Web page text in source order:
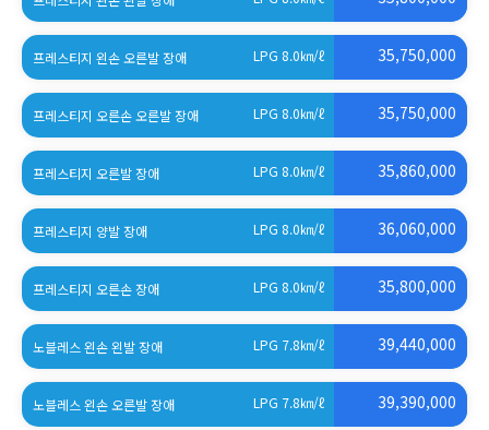
프레스티지 왼손 오른발 장애 LPG 8.0㎞/ℓ 35,750,000
프레스티지 오른손 오른발 장애 LPG 8.0㎞/ℓ 35,750,000
프레스티지 오른발 장애 LPG 8.0㎞/ℓ 35,860,000
프레스티지 양발 장애 LPG 8.0㎞/ℓ 36,060,000
프레스티지 오른손 장애 LPG 8.0㎞/ℓ 35,800,000
노블레스 왼손 왼발 장애 LPG 7.8㎞/ℓ 39,440,000
노블레스 왼손 오른발 장애 LPG 7.8㎞/ℓ 39,390,000